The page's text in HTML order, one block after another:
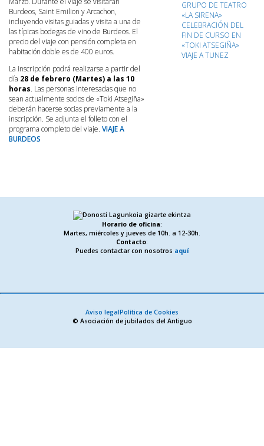
Burdeos, Saint Emilion y Arcachon,
incluyendo visitas guiadas y visita a una de
las típicas bodegas de vino de Burdeos. El
precio del viaje con pensión completa en
habitación doble es de 400 euros.
La inscripción podrá realizarse a partir del
día 28 de febrero (Martes) a las 10
horas. Las personas interesadas que no
sean actualmente socios de «Toki Atsegiña»
deberán hacerse socias previamente a la
inscripción. Se adjunta el folleto con el
programa completo del viaje. VIAJE A
BURDEOS
GRUPO DE TEATRO
«LA SIRENA»
CELEBRACIÓN DEL
FIN DE CURSO EN
«TOKI ATSEGIÑA»
VIAJE A TUNEZ
Horario de oficina:
Martes, miércoles y jueves de 10h. a 12-30h.
Contacto:
Puedes contactar con nosotros aquí
© Asociación de jubilados del Antiguo
Aviso legalPolítica de Cookies